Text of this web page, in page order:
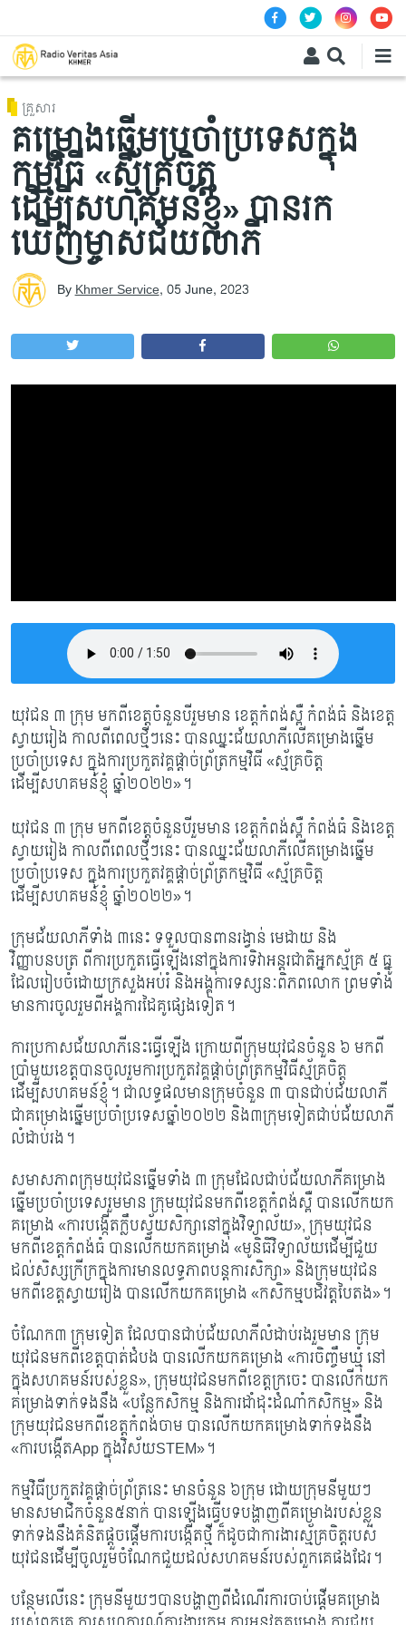
គ្រួសារ
គម្រោងឆ្នើមប្រចាំប្រទេសក្នុង
កម្មវិធី «ស្ម័គ្រចិត្ត
ដើម្បីសហគមន៍ខ្ញុំ» បានរក
ឃើញម្ចាស់ជ័យលាភី
ByKhmer Service, 05 June, 2023
យុវជន ៣ ក្រុម មកពីខេត្តចំនួនបីរួមមាន ខេត្តកំពង់ស្ពឺ កំពង់ធំ និងខេត្ត​
ស្វាយរៀង កាលពីពេលថ្មីៗនេះ បា​នឈ្នះជ័យលាភីលើគម្រោងឆ្នើម
ប្រចាំប្រទេស ក្នុងការប្រកួតវគ្គផ្តាច់ព្រ័ត្រកម្មវិធី «ស្ម័គ្រចិត្ត
ដើម្បីសហគមន៍ខ្ញុំ ឆ្នាំ២០២២»។
យុវជន ៣ ក្រុម មកពីខេត្តចំនួនបីរួមមាន ខេត្តកំពង់ស្ពឺ កំពង់ធំ និងខេត្ត​
ស្វាយរៀង កាលពីពេលថ្មីៗនេះ បា​នឈ្នះជ័យលាភីលើគម្រោងឆ្នើម
ប្រចាំប្រទេស ក្នុងការប្រកួតវគ្គផ្តាច់ព្រ័ត្រកម្មវិធី «ស្ម័គ្រចិត្ត
ដើម្បីសហគមន៍ខ្ញុំ ឆ្នាំ២០២២»។
ក្រុមជ័យលាភីទាំង​ ៣នេះ ទទួលបានពានរង្វាន់ មេដាយ និង
វិញ្ញាបនបត្រ ពីការប្រកួតធ្វើឡើងនៅក្នុងការ​​ទិវាអន្តរជាតិអ្នកស្ម័គ្រ ៥ ធ្នូ
ដែលរៀបចំដោយក្រសួងអប់រំ និងអង្គការទស្សនៈពិភពលោក ព្រមទាំង
មានកា​រចូលរួមពីអង្គការដៃគូផ្សេងទៀត។
ការប្រកាសជ័យលាភីនេះធ្វើឡើង ក្រោយពីក្រុមយុវជនចំនួន ៦ មកពី
ប្រាំមួយខេត្តបានចូលរួមការប្រកួតវ​គ្គផ្តាច់ព្រ័ត្រកម្មវិធីស្ម័គ្រចិត្ត
ដើម្បីសហគមន៍ខ្ញុំ។ ជាលទ្ធផលមានក្រុមចំនួន ៣ បានជាប់ជ័យលាភី
ជាគ​ម្រោ​ងឆ្នើមប្រចាំប្រទេសឆ្នាំ២០២២ និង៣ក្រុមទៀតជាប់ជ័យលាភី
លំដាប់រង។
សមាសភាពក្រុមយុវជនឆ្នើមទាំង ៣ ក្រុមដែលជាប់ជ័យលាភីគម្រោង
ឆ្នើមប្រចាំប្រទេសរួមមាន ក្រុមយុវជ​នមកពីខេត្តកំពង់ស្ពឺ បានលើកយក
គម្រោង «ការបង្កើតក្លឹបស្វ័យសិក្សានៅក្នុងវិទ្យាល័យ», ក្រុមយុវជន
មកពីខេត្តកំពង់ធំ បានលើកយកគម្រោង «មូនិធិវិទ្យាល័យដើម្បីជួយ
ដល់សិស្សក្រីក្រក្នុងការមានលទ្ធភាពបន្តការសិក្សា» និងក្រុមយុវជន
មកពីខេត្តស្វាយរៀង បានលើកយកគម្រោង «កសិកម្មបដិវត្តបៃតង»។
ចំណែក​៣ ក្រុមទៀត ដែល​បាន​ជាប់ជ័យលាភីលំដាប់រងរួមមាន ក្រុម
យុវជនមកពីខេត្តបាត់ដំបង បានលើកយកគម្រោង «ការចិញ្ចឹមឃ្មុំ នៅ
ក្នុងសហគមន៍របស់ខ្លួន», ក្រុមយុវជនមកពីខេត្តក្រចេះ បានលើកយក
គម្រោងទាក់ទងនឹង «បន្លែកសិកម្ម និងការដាំដុះដំណាំកសិកម្ម» និង
ក្រុមយុវជនមកពីខេត្តកំពង់ចាម បានលើកយកគម្រោងទាក់ទងនឹង
«ការបង្កើតApp ក្នុងវិស័យSTEM»។
កម្មវិធីប្រកួតវគ្គផ្តាច់ព្រ័ត្រនេះ មានចំនួន ៦ក្រុម ដោយក្រុមនីមួយៗ
មានសមាជិកចំនួន៥នាក់ បានឡើងធ្វើបទបង្ហាញពីគម្រោងរបស់ខ្លួន
ទាក់ទងនឹងគំនិតផ្តួចផ្តើមការបង្កើតថ្មី ក៏ដូចជាការងារស្ម័គ្រចិត្តរបស់
យុវជនដើម្បីចូលរួមចំណែកជួយដល់សហគមន៍របស់ពួកគេផងដែរ។
បន្ថែមលើនេះ ក្រុមនីមួយៗបានបង្ហាញពីដំណើរការចាប់ផ្តើមគម្រោង